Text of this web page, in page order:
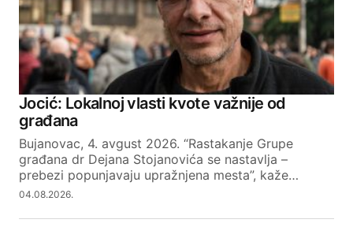
Jocić: Lokalnoj vlasti kvote važnije od
građana
Bujanovac, 4. avgust 2026. “Rastakanje Grupe
građana dr Dejana Stojanovića se nastavlja –
prebezi popunjavaju upražnjena mesta”, kaže…
04.08.2026.